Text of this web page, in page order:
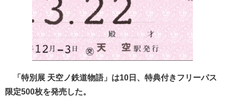
「特別展 天空ノ鉄道物語」は10日、特典付きフリーパス
限定500枚を発売した。